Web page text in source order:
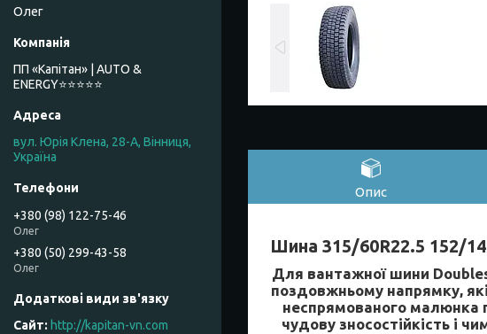
Опис
Шина 315/60R22.5 152/
Для вантажної шини
поздовжньому напрямку,
неспрямованого малюнка
чудову зносостійкість і
Олег
ПП «Капітан» | AUTO &
ENERGY⭐️⭐️⭐️⭐️⭐️
вул. Юрія Клена, 28-А, Вінниця,
Україна
+380 (98) 122-75-46
Олег
+380 (50) 299-43-58
Олег
http://kapitan-vn.com